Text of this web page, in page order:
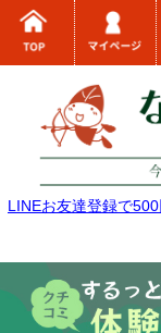
LINEお友達登録で